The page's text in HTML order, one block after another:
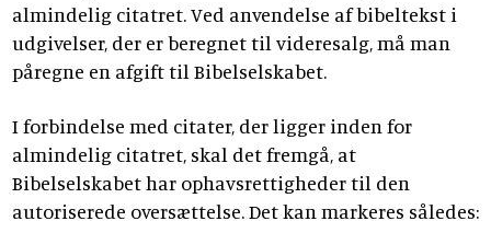
almindelig citatret. Ved anvendelse af bibeltekst i
udgivelser, der er beregnet til videresalg, må man
påregne en afgift til Bibelselskabet.
I forbindelse med citater, der ligger inden for
almindelig citatret, skal det fremgå, at
Bibelselskabet har ophavsrettigheder til den
autoriserede oversættelse. Det kan markeres således: